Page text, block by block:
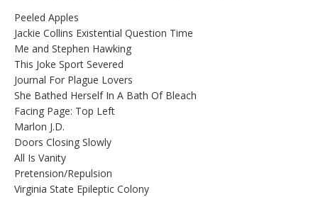
Peeled Apples
Jackie Collins Existential Question Time
Me and Stephen Hawking
This Joke Sport Severed
Journal For Plague Lovers
She Bathed Herself In A Bath Of Bleach
Facing Page: Top Left
Marlon J.D.
Doors Closing Slowly
All Is Vanity
Pretension/Repulsion
Virginia State Epileptic Colony